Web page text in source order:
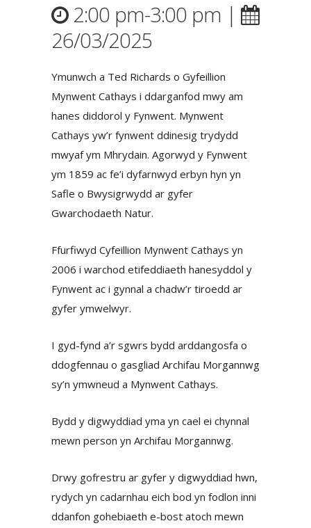
2:00 pm-3:00 pm |
26/03/2025
Ymunwch a Ted Richards o Gyfeillion
Mynwent Cathays i ddarganfod mwy am
hanes diddorol y Fynwent. Mynwent
Cathays yw’r fynwent ddinesig trydydd
mwyaf ym Mhrydain. Agorwyd y Fynwent
ym 1859 ac fe’i dyfarnwyd erbyn hyn yn
Safle o Bwysigrwydd ar gyfer
Gwarchodaeth Natur.
Ffurfiwyd Cyfeillion Mynwent Cathays yn
2006 i warchod etifeddiaeth hanesyddol y
Fynwent ac i gynnal a chadw’r tiroedd ar
gyfer ymwelwyr.
I gyd-fynd a’r sgwrs bydd arddangosfa o
ddogfennau o gasgliad Archifau Morgannwg
sy’n ymwneud a Mynwent Cathays.
Bydd y digwyddiad yma yn cael ei chynnal
mewn person yn Archifau Morgannwg.
Drwy gofrestru ar gyfer y digwyddiad hwn,
rydych yn cadarnhau eich bod yn fodlon inni
ddanfon gohebiaeth e-bost atoch mewn